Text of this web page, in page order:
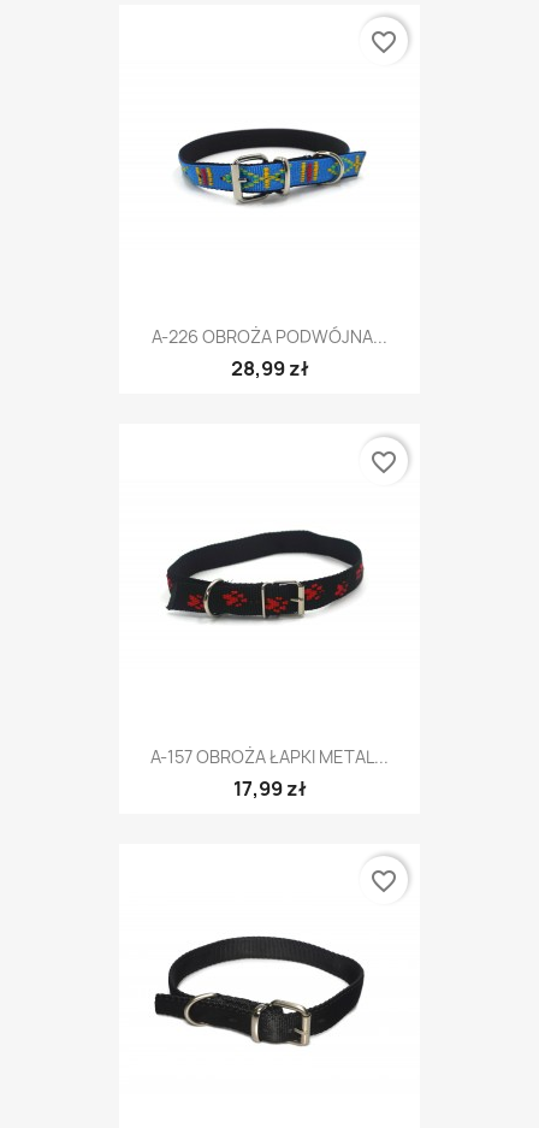
A-226 OBROŻA PODWÓJNA...
28,99 zł
favorite_border
A-157 OBROŻA ŁAPKI METAL...
17,99 zł
favorite_border
favorite_border